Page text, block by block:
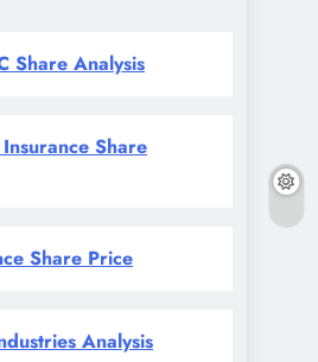
Share Analysis
Share
Share Price
Analysis